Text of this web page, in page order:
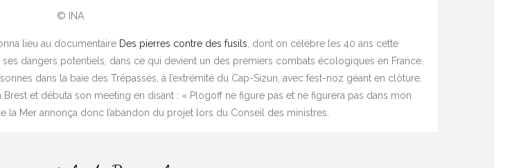
© INA
lieu au documentaire Des pierres contre des fusils , dont on célèbre les 40 ans cette
dangers potentiels, dans ce qui devient un des premiers combats écologiques en France.
dans la baie des Trépassés, à l’extrémité du Cap-Sizun, avec fest-noz géant en clôture.
et débuta son meeting en disant : « Plogoff ne figure pas et ne figurera pas dans mon
Mer annonça donc l’abandon du projet lors du Conseil des ministres.